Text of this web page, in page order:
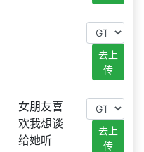
去上
传
女朋友喜
欢我想谈
给她听
去上
传